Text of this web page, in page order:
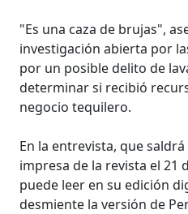
"Es una caza de brujas",
investigación abierta por
por un posible delito de
determinar si recibió
negocio tequilero.
En la entrevista, que
impresa de la revista el 21
puede leer en su edición
desmiente la versión de